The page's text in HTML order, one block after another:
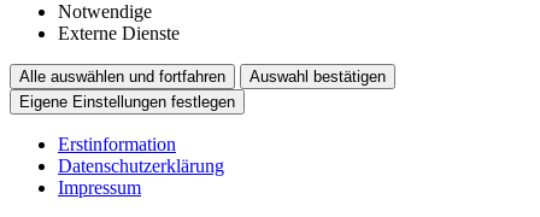
Notwendige
Externe Dienste
Alle auswählen und fortfahren
Auswahl bestätigen
Eigene Einstellungen festlegen
Erstinformation
Datenschutzerklärung
Impressum